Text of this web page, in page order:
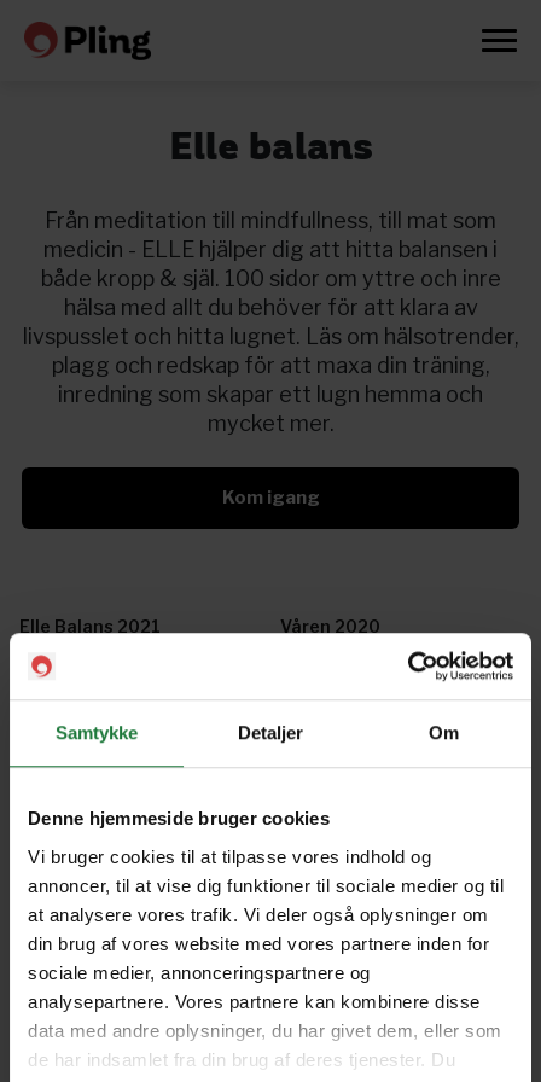
Samtykke Detaljer Om
Denne hjemmeside bruger cookies
Vi bruger cookies til at tilpasse vores indhold og
annoncer, til at vise dig funktioner til sociale medier og til
at analysere vores trafik. Vi deler også oplysninger om
din brug af vores website med vores partnere inden for
sociale medier, annonceringspartnere og
analysepartnere. Vores partnere kan kombinere disse
data med andre oplysninger, du har givet dem, eller som
de har indsamlet fra din brug af deres tjenester. Du
Prøv en måned gratis
Elle balans
Från meditation till mindfullness, till mat som
medicin - ELLE hjälper dig att hitta balansen i
både kropp & själ. 100 sidor om yttre och inre
hälsa med allt du behöver för att klara av
livspusslet och hitta lugnet. Läs om hälsotrender,
plagg och redskap för att maxa din träning,
inredning som skapar ett lugn hemma och
mycket mer.
Kom igang
Elle Balans 2021 Våren 2020
Forrige
Nyt i Pling
Gavekort
Pling Favorit